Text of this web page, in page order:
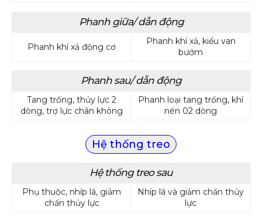
Phanh giữa/ dẫn động
Phanh khí xả động cơ
Phanh khí xả, kiểu van
bướm
Phanh sau/ dẫn động
Tang trống, thủy lực 2
dòng, trợ lực chân không
Phanh loại tang trống, khí
nén 02 dòng
Hệ thống treo
Hệ thống treo sau
Phụ thuộc, nhíp lá, giảm
chấn thủy lực
Nhíp lá và giảm chấn thủy
lực